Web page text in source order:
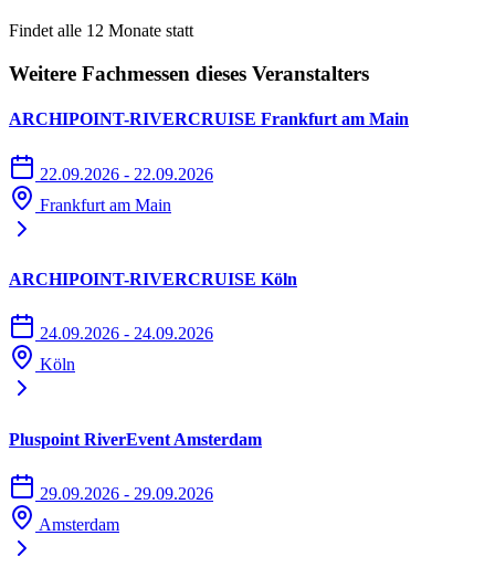
Findet alle 12 Monate statt
Weitere Fachmessen dieses Veranstalters
ARCHIPOINT-RIVERCRUISE Frankfurt am Main
22.09.2026 - 22.09.2026
Frankfurt am Main
ARCHIPOINT-RIVERCRUISE Köln
24.09.2026 - 24.09.2026
Köln
Pluspoint RiverEvent Amsterdam
29.09.2026 - 29.09.2026
Amsterdam